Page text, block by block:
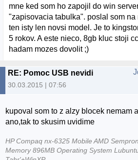
mne ked som ho zapojil do win
"zapisovacia tabulka". poslal som na
ten isty len novsi model. Je to
5 rokov. A este nieco, 8gb kluc stoji
hadam mozes dovolit ;)
RE: Pomoc USB nevidi
30.03.2015 | 07:56
kupoval som to z alzy blocek nemam
ano,tak to skusim uvidime
HP Compaq nx-6325 Mobile AMD
Memory 896MB Operating System